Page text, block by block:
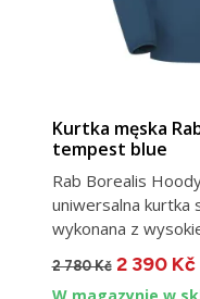
Kurtka męska
tempest blue
Rab Borealis
uniwersalna kurtka
wykonana z
2 780 Kč 2 390 Kč